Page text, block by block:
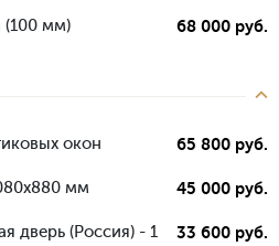
(100 мм) 68 000 руб.
окон 65 800 руб.
мм 45 000 руб.
дверь (Россия) - 1
33 600 руб.